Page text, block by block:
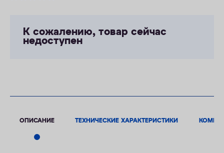
К сожалению, товар сейчас
недоступен
ОПИСАНИЕ ТЕХНИЧЕСКИЕ ХАРАКТЕРИСТИКИ